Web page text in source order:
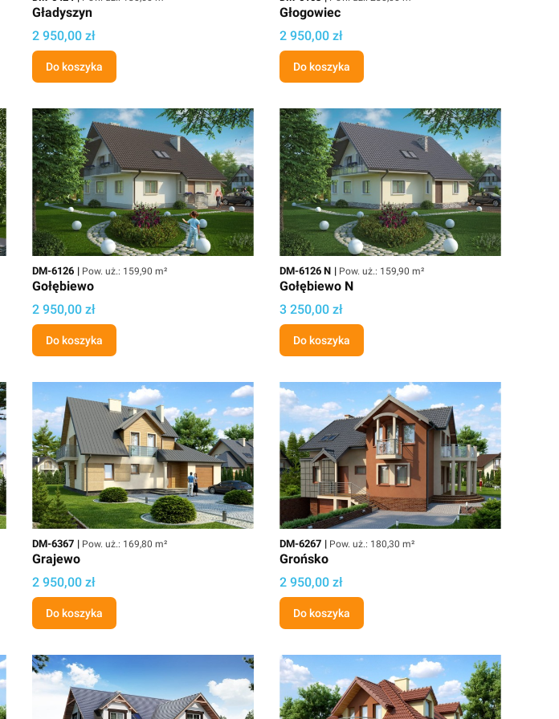
Gładyszyn
Cena
2 950,00 zł
Do koszyka
Głogowiec
Cena
2 950,00 zł
Do koszyka
Kod
DM-6126 Powierzchnia użytkowa
Pow. uż.: 159,90 m²
Gołębiewo
Cena
2 950,00 zł
Do koszyka
Kod
DM-6126 N Powierzchnia użytkowa
Pow. uż.: 159,90 m²
Gołębiewo N
Cena
3 250,00 zł
Do koszyka
Kod
DM-6367 Powierzchnia użytkowa
Pow. uż.: 169,80 m²
Grajewo
Cena
2 950,00 zł
Do koszyka
Kod
DM-6267 Powierzchnia użytkowa
Pow. uż.: 180,30 m²
Grońsko
Cena
2 950,00 zł
Do koszyka